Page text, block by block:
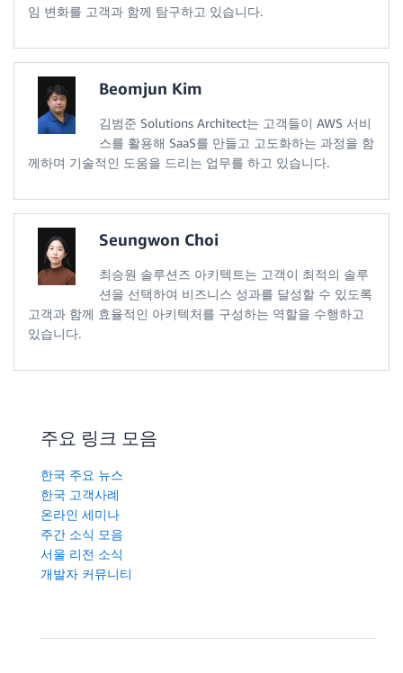
임 변화를 고객과 함께 탐구하고 있습니다.
Beomjun Kim
김범준 Solutions Architect는 고객들이 AWS 서비
스를 활용해 SaaS를 만들고 고도화하는 과정을 함
께하며 기술적인 도움을 드리는 업무를 하고 있습니다.
Seungwon Choi
최승원 솔루션즈 아키텍트는 고객이 최적의 솔루
션을 선택하여 비즈니스 성과를 달성할 수 있도록
고객과 함께 효율적인 아키텍처를 구성하는 역할을 수행하고
있습니다.
주요 링크 모음
한국 주요 뉴스
한국 고객사례
온라인 세미나
주간 소식 모음
서울 리전 소식
개발자 커뮤니티